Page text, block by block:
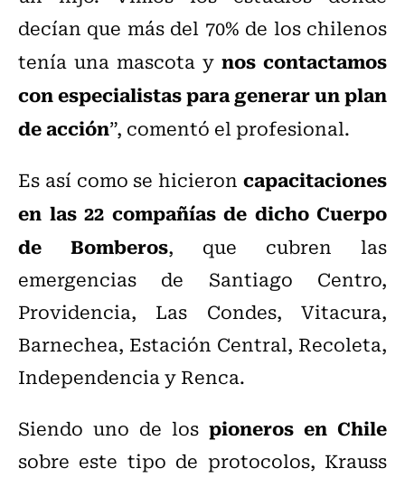
decían que más del 70% de los chilenos
tenía una mascota y nos contactamos
con especialistas para generar un plan
de acción”, comentó el profesional.
Es así como se hicieron capacitaciones
en las 22 compañías de dicho Cuerpo
de Bomberos, que cubren las
emergencias de Santiago Centro,
Providencia, Las Condes, Vitacura,
Barnechea, Estación Central, Recoleta,
Independencia y Renca.
Siendo uno de los pioneros en Chile
sobre este tipo de protocolos, Krauss